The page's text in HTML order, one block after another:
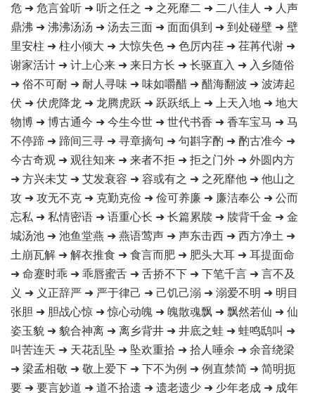
危 ➜ 危言耸听 ➜ 听之任之 ➜ 之死靡二 ➜ 二八佳人 ➜ 人声
鼎沸 ➜ 沸沸汤汤 ➜ 汤去三面 ➜ 面面俱到 ➜ 到处碰壁 ➜ 壁
里安柱 ➜ 柱小倾大 ➜ 大惊失色 ➜ 色厉内荏 ➜ 荏苒代谢 ➜
谢家活计 ➜ 计上心来 ➜ 来日方长 ➜ 长驱直入 ➜ 入乡随俗
➜ 俗不可耐 ➜ 耐人寻味 ➜ 味如嚼醋 ➜ 醋海翻波 ➜ 波涛起
伏 ➜ 伏虎降龙 ➜ 龙腾虎跃 ➜ 跃跃纸上 ➜ 上天入地 ➜ 地大
物博 ➜ 博古通今 ➜ 今生今世 ➜ 世代书香 ➜ 香车宝马 ➜ 马
不停蹄 ➜ 蹄间三寻 ➜ 寻章摘句 ➜ 句斟字酌 ➜ 酌古准今 ➜
今古奇观 ➜ 观往知来 ➜ 来者不拒 ➜ 拒之门外 ➜ 外圆内方
➜ 方兴未艾 ➜ 艾发衰容 ➜ 容或有之 ➜ 之死靡他 ➜ 他山之
攻 ➜ 攻无不克 ➜ 克勤克俭 ➜ 俭可养廉 ➜ 廉洁奉公 ➜ 公而
忘私 ➜ 私情密语 ➜ 语重心长 ➜ 长篇累牍 ➜ 牍背千金 ➜ 金
城汤池 ➜ 池鱼堂燕 ➜ 燕语莺声 ➜ 声东击西 ➜ 西方净土 ➜
土崩瓦解 ➜ 解衣推食 ➜ 食言而肥 ➜ 肥头大耳 ➜ 耳提面命
➜ 命蹇时乖 ➜ 乖唇蜜舌 ➜ 舌挢不下 ➜ 下笔千言 ➜ 言不及
义 ➜ 义正辞严 ➜ 严于律己 ➜ 己饥己溺 ➜ 溺爱不明 ➜ 明目
张胆 ➜ 胆战心惊 ➜ 惊心动魄 ➜ 魄散魂飘 ➜ 飘然若仙 ➜ 仙
姿玉貌 ➜ 貌合神离 ➜ 离乡背井 ➜ 井底之蛙 ➜ 蛙鸣鸱叫 ➜
叫苦连天 ➜ 天花乱坠 ➜ 坠欢重拾 ➜ 拾人唾余 ➜ 余音绕梁
➜ 梁孟相敬 ➜ 敬上爱下 ➜ 下不为例 ➜ 例直禁简 ➜ 简明扼
要 ➜ 要言妙道 ➜ 道不拾遗 ➜ 遗老遗少 ➜ 少年老成 ➜ 成年